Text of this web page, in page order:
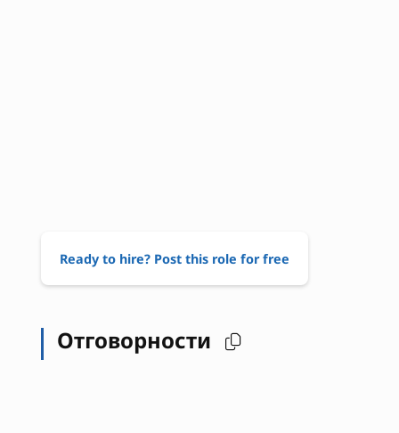
Ready to hire? Post this role for free
Отговорности